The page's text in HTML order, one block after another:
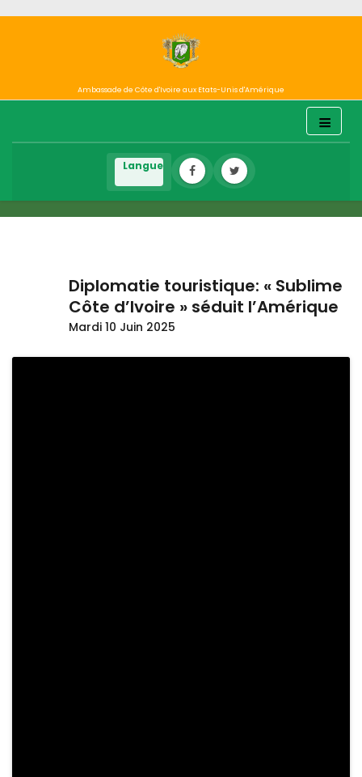
Ambassade de Côte d'Ivoire aux Etats-Unis d'Amérique
Diplomatie touristique: « Sublime
Côte d’Ivoire » séduit l’Amérique
Mardi 10 Juin 2025